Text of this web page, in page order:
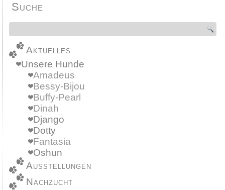
Suche
Aktuelles
Unsere Hunde
Amadeus
Bessy-Bijou
Buffy-Pearl
Dinah
Django
Dotty
Fantasia
Oshun
Ausstellungen
Nachzucht